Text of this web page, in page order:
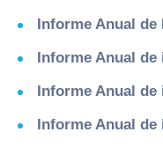
Informe Anual de
Informe Anual
Informe Anual
Informe Anual